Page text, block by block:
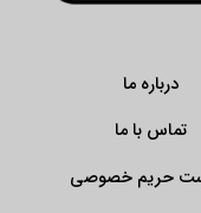
درباره ما
تماس با ما
حریم خصوصی